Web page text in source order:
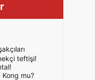
teftişi!
mu?